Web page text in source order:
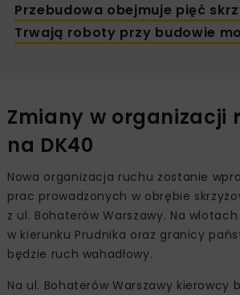
Przebudowa obejmuje pięć
Trwają roboty przy budowie
Zmiany w organizacji
na DK40
Nowa organizacja ruchu zostanie
prac prowadzonych w obrębie
z ul. Bohaterów Warszawy. Na
w kierunku Prudnika oraz granicy
będzie ruch wahadłowy.
Na ul. Bohaterów Warszawy kierowcy